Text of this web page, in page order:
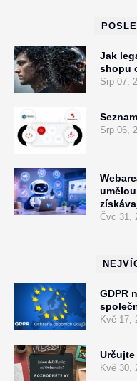
Jak
shopu
Srp 07,
Srp 06,
Čvc 31,
GDPR
Kvě 17,
Kvě 30,